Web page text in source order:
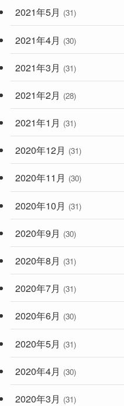
2021年5月 (31)
2021年4月 (30)
2021年3月 (31)
2021年2月 (28)
2021年1月 (31)
2020年12月 (31)
2020年11月 (30)
2020年10月 (31)
2020年9月 (30)
2020年8月 (31)
2020年7月 (31)
2020年6月 (30)
2020年5月 (31)
2020年4月 (30)
2020年3月 (31)